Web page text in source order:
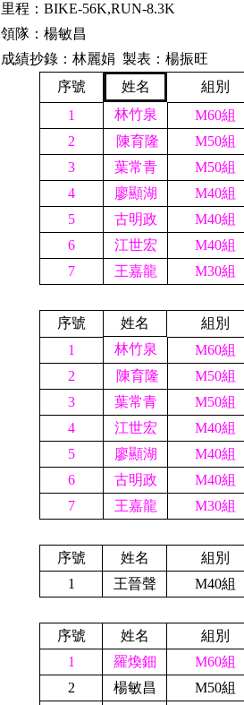
里程：BIKE-56K,RUN-8.3K
領隊：楊敏昌
成績抄錄：林麗娟 製表：楊振旺
序號
姓名
組別
1
林竹泉
M60組
2
陳育隆
M50組
3
葉常青
M50組
4
廖顯湖
M40組
5
古明政
M40組
6
江世宏
M40組
7
王嘉龍 M30組
序號 姓名
組別
1
林竹泉
M60組
2
陳育隆
M50組
3
葉常青
M50組
4
江世宏
M40組
5
廖顯湖
M40組
6
古明政
M40組
7
王嘉龍 M30組
序號 姓名
組別
1
王晉聲 M40組
序號 姓名
組別
1
羅煥鈿
M60組
2
楊敏昌 M50組